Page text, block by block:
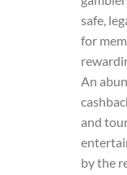
safe,
for
An
and
by the